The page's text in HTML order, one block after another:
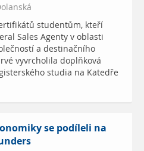
studentům, kteří
Sales Agenty v oblasti
a destinačního
vyvrcholila doplňková
studia na Katedře
se podíleli na